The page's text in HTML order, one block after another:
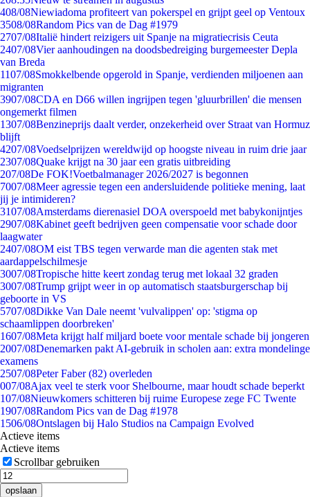
408/08Niewiadoma profiteert van pokerspel en grijpt geel op Ventoux
3508/08Random Pics van de Dag #1979
2707/08Italië hindert reizigers uit Spanje na migratiecrisis Ceuta
2407/08Vier aanhoudingen na doodsbedreiging burgemeester Depla
van Breda
1107/08Smokkelbende opgerold in Spanje, verdienden miljoenen aan
migranten
3907/08CDA en D66 willen ingrijpen tegen 'gluurbrillen' die mensen
ongemerkt filmen
1307/08Benzineprijs daalt verder, onzekerheid over Straat van Hormuz
blijft
4207/08Voedselprijzen wereldwijd op hoogste niveau in ruim drie jaar
2307/08Quake krijgt na 30 jaar een gratis uitbreiding
207/08De FOK!Voetbalmanager 2026/2027 is begonnen
7007/08Meer agressie tegen een andersluidende politieke mening, laat
jij je intimideren?
3107/08Amsterdams dierenasiel DOA overspoeld met babykonijntjes
2907/08Kabinet geeft bedrijven geen compensatie voor schade door
laagwater
2407/08OM eist TBS tegen verwarde man die agenten stak met
aardappelschilmesje
3007/08Tropische hitte keert zondag terug met lokaal 32 graden
3007/08Trump grijpt weer in op automatisch staatsburgerschap bij
geboorte in VS
5707/08Dikke Van Dale neemt 'vulvalippen' op: 'stigma op
schaamlippen doorbreken'
1607/08Meta krijgt half miljard boete voor mentale schade bij jongeren
2007/08Denemarken pakt AI-gebruik in scholen aan: extra mondelinge
examens
2507/08Peter Faber (82) overleden
007/08Ajax veel te sterk voor Shelbourne, maar houdt schade beperkt
107/08Nieuwkomers schitteren bij ruime Europese zege FC Twente
1907/08Random Pics van de Dag #1978
1506/08Ontslagen bij Halo Studios na Campaign Evolved
Actieve items
Actieve items
Scrollbar gebruiken
opslaan